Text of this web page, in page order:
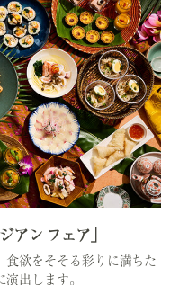
アン フェア」
食欲をそそる彩りに満ちた
出します。